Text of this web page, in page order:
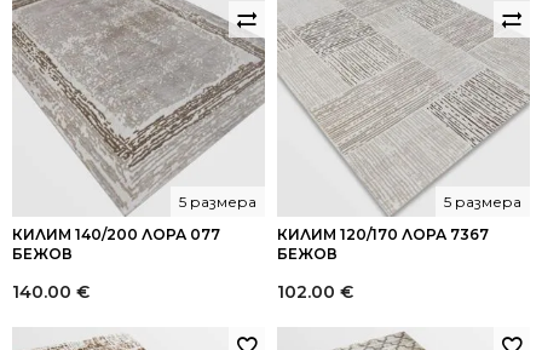
КИЛИМ 140/200 ЛОРА 077
БЕЖОВ
5 размера
140.00 €
КИЛИМ 120/170 ЛОРА 7367
БЕЖОВ
5 размера
102.00 €